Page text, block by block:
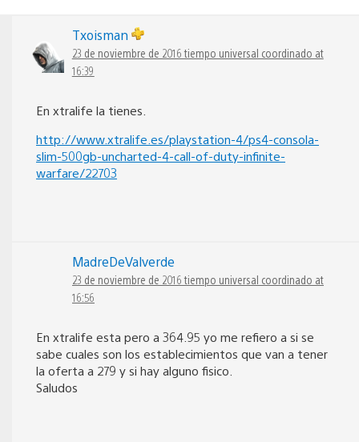
Txoisman
23 de noviembre de 2016 tiempo universal coordinado at
16:39
En xtralife la tienes.
http://www.xtralife.es/playstation-4/ps4-consola-
slim-500gb-uncharted-4-call-of-duty-infinite-
warfare/22703
MadreDeValverde
23 de noviembre de 2016 tiempo universal coordinado at
16:56
En xtralife esta pero a 364.95 yo me refiero a si se
sabe cuales son los establecimientos que van a tener
la oferta a 279 y si hay alguno fisico.
Saludos